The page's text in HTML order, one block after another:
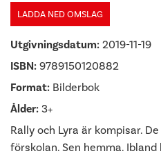
LADDA NED OMSLAG
Utgivningsdatum: 2019-11-19
ISBN: 9789150120882
Format: Bilderbok
Ålder: 3+
Rally och Lyra är kompisar.
förskolan. Sen hemma. Ibland